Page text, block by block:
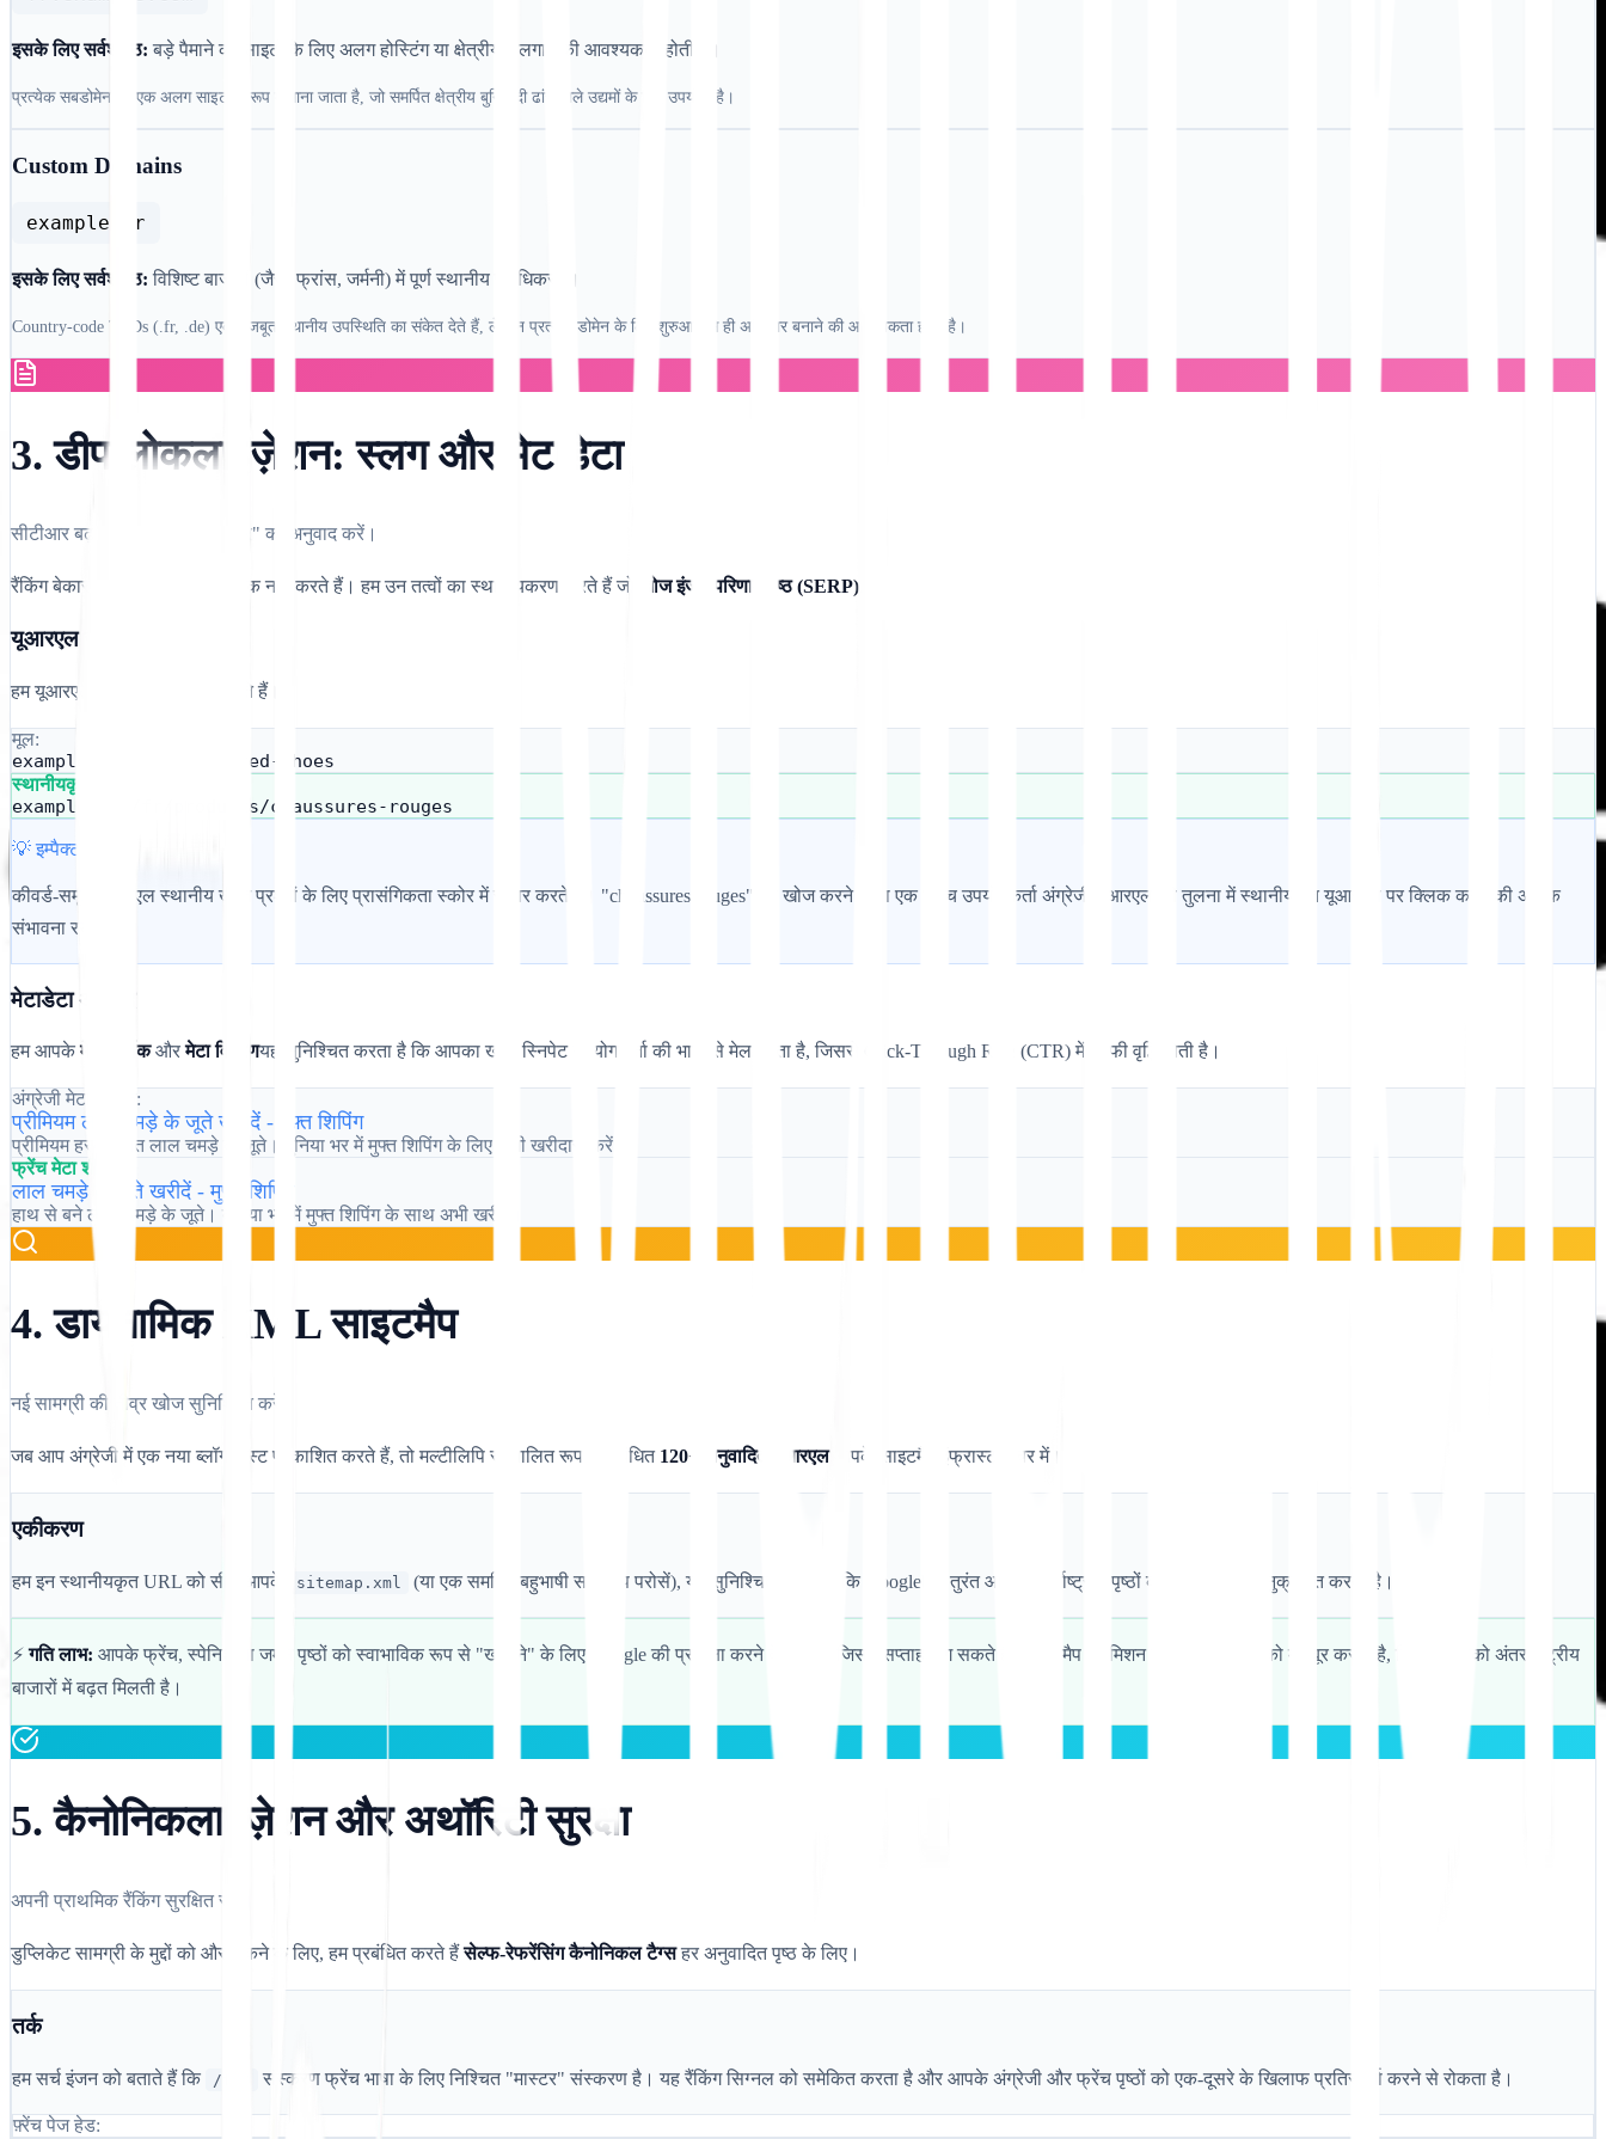
इसके लिए सर्वश्रेष्ठ: बड़े पैमाने की साइटों के लिए अलग होस्टिंग या क्षेत्रीय अलगाव की आवश्यकता होती है।
प्रत्येक सबडोमेन को एक अलग साइट के रूप में माना जाता है, जो समर्पित क्षेत्रीय बुनियादी ढांचे वाले उद्यमों के लिए उपयोगी है।
Custom Domains
example.fr
इसके लिए सर्वश्रेष्ठ: विशिष्ट बाजारों (जैसे, फ्रांस, जर्मनी) में पूर्ण स्थानीय प्राधिकरण।
Country-code TLDs (.fr, .de) एक मजबूत स्थानीय उपस्थिति का संकेत देते हैं, लेकिन प्रत्येक डोमेन के लिए शुरुआत से ही अधिकार बनाने की आवश्यकता होती है।
3. डीप लोकलाइज़ेशन: स्लग और मेटाडेटा
सीटीआर बढ़ाने के लिए "क्लिक लेयर" का अनुवाद करें।
रैंकिंग बेकार है यदि उपयोगकर्ता क्लिक नहीं करते हैं। हम उन तत्वों का स्थानीयकरण करते हैं जो खोज इंजन परिणाम पृष्ठ (SERP)
यूआरएल स्लग
हम यूआरएल पथ का ही अनुवाद करते हैं।
मूल:
example.com/products/red-shoes
स्थानीयकृत:
example.com/fr/produits/chaussures-rouges
💡 इम्पैक्ट
कीवर्ड-समृद्ध यूआरएल स्थानीय खोज प्रश्नों के लिए प्रासंगिकता स्कोर में सुधार करते हैं। "chaussures rouges" की खोज करने वाला एक फ्रेंच उपयोगकर्ता अंग्रेजी यूआरएल की तुलना में स्थानीयकृत यूआरएल पर क्लिक करने की अधिक
संभावना रखता है।
मेटाडेटा अनुवाद
हम आपकेमेटा शीर्षकऔरमेटा विवरणयह सुनिश्चित करता है कि आपका खोज स्निपेट उपयोगकर्ता की भाषा से मेल खाता है, जिससे Click-Through Rate (CTR) में काफी वृद्धि होती है।
अंग्रेजी मेटा शीर्षक:
प्रीमियम लाल चमड़े के जूते खरीदें - मुफ़्त शिपिंग
प्रीमियम हस्तनिर्मित लाल चमड़े के जूते। दुनिया भर में मुफ्त शिपिंग के लिए अभी खरीदारी करें।
फ्रेंच मेटा शीर्षक:
लाल चमड़े के जूते खरीदें - मुफ़्त शिपिंग
हाथ से बने लाल चमड़े के जूते। दुनिया भर में मुफ्त शिपिंग के साथ अभी खरीदें।
4. डायनामिक XML साइटमैप
नई सामग्री की तीव्र खोज सुनिश्चित करें।
जब आप अंग्रेजी में एक नया ब्लॉग पोस्ट प्रकाशित करते हैं, तो मल्टीलिपि स्वचालित रूप से संबंधित 120+ अनुवादित यूआरएलआपके साइटमैप इंफ्रास्ट्रक्चर में।
एकीकरण
हम इन स्थानीयकृत URL को सीधे आपके sitemap.xml (या एक समर्पित बहुभाषी साइटमैप परोसें), यह सुनिश्चित करते हुए कि Googlebot तुरंत आपके अंतर्राष्ट्रीय पृष्ठों को खोजता और अनुक्रमित करता है।
⚡गति लाभ: आपके फ्रेंच, स्पेनिश या जर्मन पृष्ठों को स्वाभाविक रूप से "खोजने" के लिए Google की प्रतीक्षा करने के बजाय (जिसमें सप्ताह लग सकते हैं), साइटमैप सबमिशन तत्काल क्रॉलिंग को मजबूर करता है, जिससे आपको अंतरराष्ट्रीय
बाजारों में बढ़त मिलती है।
5. कैनोनिकलाइज़ेशन और अथॉरिटी सुरक्षा
अपनी प्राथमिक रैंकिंग सुरक्षित रखें।
डुप्लिकेट सामग्री के मुद्दों को और रोकने के लिए, हम प्रबंधित करते हैंसेल्फ-रेफरेंसिंग कैनोनिकल टैग्सहर अनुवादित पृष्ठ के लिए।
तर्क
हम सर्च इंजन को बताते हैं कि /fr/ संस्करण फ्रेंच भाषा के लिए निश्चित "मास्टर" संस्करण है। यह रैंकिंग सिग्नल को समेकित करता है और आपके अंग्रेजी और फ्रेंच पृष्ठों को एक-दूसरे के खिलाफ प्रतिस्पर्धा करने से रोकता है।
फ़्रेंच पेज हेड: